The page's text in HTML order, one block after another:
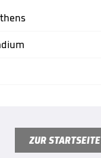
ZUR STARTSEITE